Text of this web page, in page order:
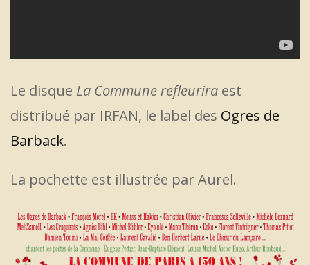
Le disque La Commune refleurira est
distribué par IRFAN, le label des Ogres de
Barback.
La pochette est illustrée par Aurel.